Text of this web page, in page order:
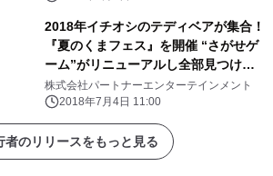
2018年イチオシのテディベアが集合！
『夏のくまフェス』を開催 “さがせゲ
ーム”がリニューアルし全部見つけて
記念品をゲット！
株式会社パートナーエンターテインメント
2018年7月4日 11:00
者のリリースをもっと見る